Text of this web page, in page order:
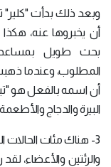
وبعد ذلك بدأت "كلير"
أن يخبروها عنه،
بحث طويل
المطلوب، وعندما
أن اسمه بالفعل هو
البيرة والدجاج
3- هناك مئات الحالات
والرئتين والأعضاء،